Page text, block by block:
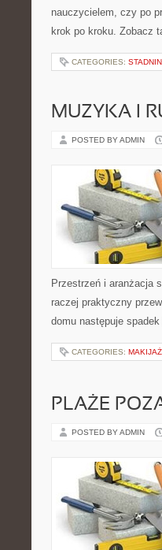
nauczycielem, czy po
krok po kroku. Zobacz
CATEGORIES:
MUZYKA I
POSTED BY ADMIN
Przestrzeń i aranżacja
raczej praktyczny
domu następuje
CATEGORIES:
PLAŻE
POSTED BY ADMIN